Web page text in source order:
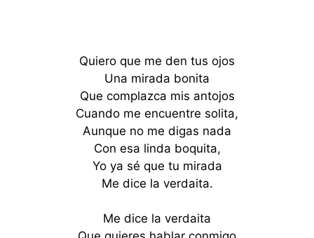
Quiero que me den tus ojos
Una mirada bonita
Que complazca mis antojos
Cuando me encuentre solita,
Aunque no me digas nada
Con esa linda boquita,
Yo ya sé que tu mirada
Me dice la verdaita.
Me dice la verdaita